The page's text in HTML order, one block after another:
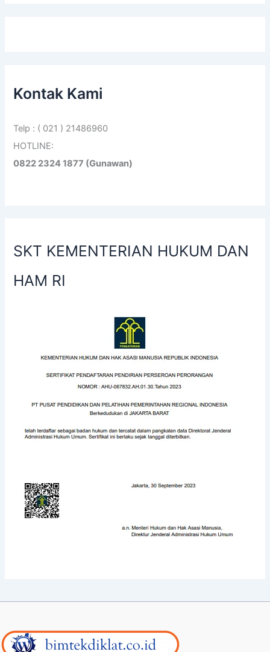
Kontak Kami
Telp : ( 021 ) 21486960
HOTLINE:
0822 2324 1877 (Gunawan)
SKT KEMENTERIAN HUKUM DAN
HAM RI